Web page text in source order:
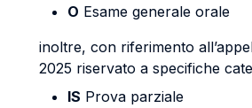
O Esame generale orale
inoltre, con riferimento
2025 riservato a specifiche
IS Prova parziale